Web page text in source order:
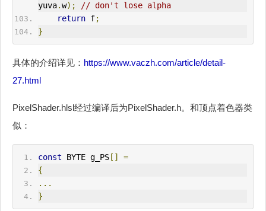
yuva.w);
// don't lose alpha
return f;
}
具体的介绍详见： https://www.vaczh.com/article/detail-
27.html
PixelShader.hlsl经过编译后为PixelShader.h。和顶点着色器类
似：
const BYTE g_PS[]
=
{
...
}